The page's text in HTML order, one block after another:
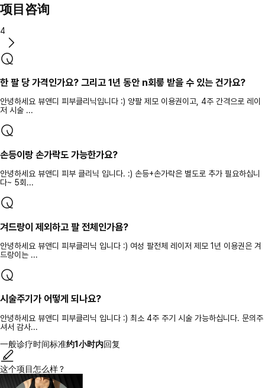
项目咨询
4
한 팔 당 가격인가요? 그리고 1년 동안 n회릏 받을 수 있는 건가요?
안녕하세요 뷰앤디 피부클리닉입니다 :) 양팔 제모 이용권이고, 4주 간격으로 레이
저 시술 ...
손등이랑 손가락도 가능한가요?
안녕하세요 뷰앤디 피부 클리닉 입니다. :) 손등+손가락은 별도로 추가 필요하십니
다~ 5회...
겨드랑이 제외하고 팔 전체인가욤?
안녕하세요 뷰앤디 피부클리닉 입니다 :) 여성 팔전체 레이저 제모 1년 이용권은 겨
드랑이는 ...
시술주기가 어떻게 되나요?
안녕하세요 뷰앤디 피부클리닉 입니다 :) 최소 4주 주기 시술 가능하십니다. 문의주
셔서 감사...
一般诊疗时间标准约1小时内回复
这个项目怎么样？